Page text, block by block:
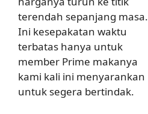
terendah sepanjang masa.
Ini kesepakatan waktu
terbatas hanya untuk
member Prime makanya
kami kali ini menyarankan
untuk segera bertindak.